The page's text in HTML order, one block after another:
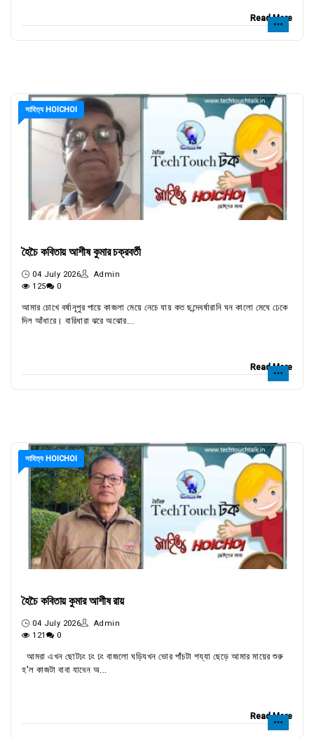
Read More
সাহিত্য HOICHOI
হৈচৈ কবিতায় আশীষ কুমার চক্রবর্তী
04 July 2026
Admin
125
0
আমার চোখে বর্ষানূপুর পায়ে কাজলা মেয়ে নেচে যায় কত ছন্দেবর্ষারানি ঘন কালো মেঘে ঢেকে
দিল আঁধারে। বারিধারা ঝরে অঝোর...
Read More
সাহিত্য HOICHOI
হৈচৈ কবিতায় কুমার আশীষ রায়
04 July 2026
Admin
121
0
আমরা এখন ছোটঢং ঢং ঢং বাজলো ঘড়িযখন ভোর পাঁচটা শয্যা ছেড়ে আমার মায়ের শুরু
হ'ল কাজটা বাবা যাবেন অ...
Read More